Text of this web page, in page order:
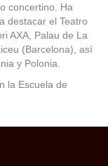
concertino. Ha
destacar el Teatro
AXA, Palau de La
(Barcelona), así
y Polonia.
la Escuela de